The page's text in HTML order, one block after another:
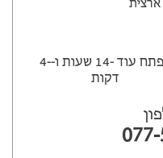
ייפתח עוד -14 שעות ‫ו--4
דקות